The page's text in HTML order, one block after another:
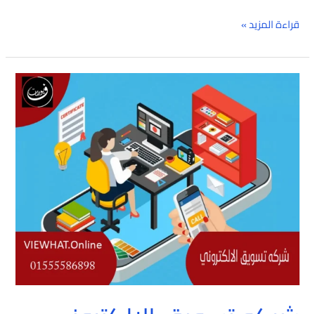
قراءة المزيد »